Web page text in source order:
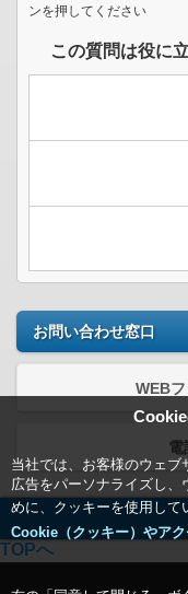
当社では、お客様のウェ
広告をパーソナライズし
めに、クッキーを使用して
Cookie（クッキー）やア
ンを押してください
この質問は役に
お問い合わせ窓口
WEB
電
TOPへ